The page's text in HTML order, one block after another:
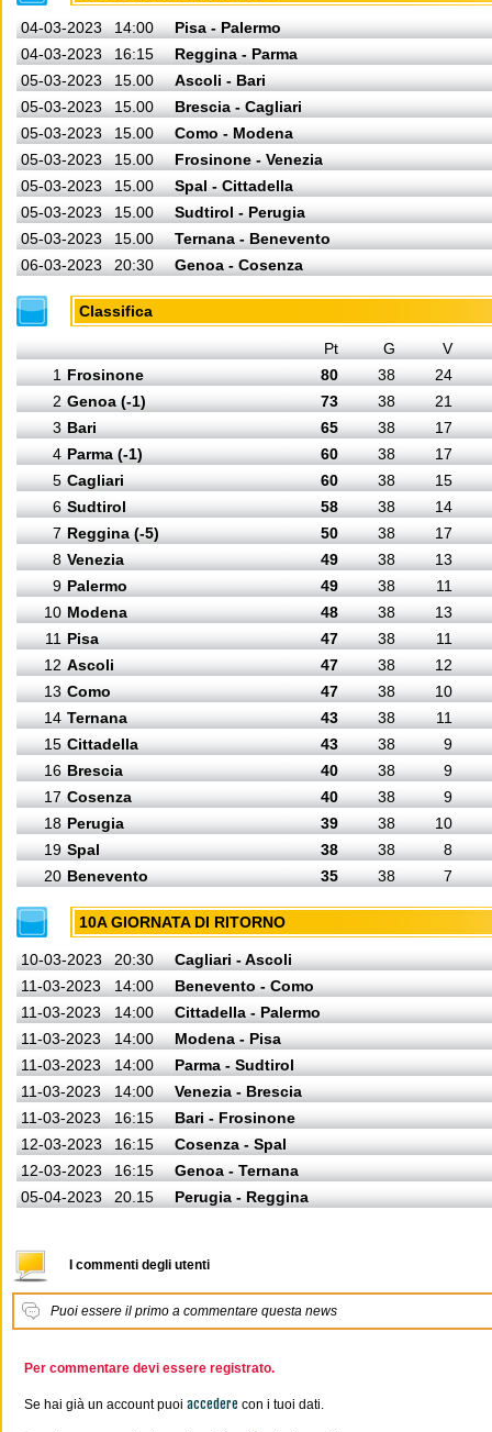
04-03-2023 14:00
Pisa - Palermo
04-03-2023
16:15
Reggina - Parma
05-03-2023
15.00
Ascoli - Bari
05-03-2023
15.00
Brescia - Cagliari
05-03-2023
15.00
Como - Modena
05-03-2023
15.00
Frosinone - Venezia
05-03-2023
15.00
Spal - Cittadella
05-03-2023
15.00
Sudtirol - Perugia
05-03-2023
15.00
Ternana - Benevento
06-03-2023
20:30 Genoa - Cosenza
Classifica
Pt G
V
1 Frosinone 80 38
24
2 Genoa (-1) 73 38
21
3 Bari 65 38
17
4 Parma (-1) 60 38
17
5 Cagliari 60 38
15
6 Sudtirol 58 38
14
7 Reggina (-5) 50 38
17
8 Venezia 49 38
13
9 Palermo 49 38
11
10 Modena 48 38
13
11 Pisa 47 38
11
12 Ascoli 47 38
12
13 Como 47 38
10
14 Ternana 43 38
11
15 Cittadella 43 38
9
16 Brescia 40 38
9
17 Cosenza 40 38
9
18 Perugia 39 38
10
19 Spal 38 38
8
20 Benevento 35 38 7
10A GIORNATA DI RITORNO
10-03-2023 20:30
Cagliari - Ascoli
11-03-2023
14:00
Benevento - Como
11-03-2023
14:00
Cittadella - Palermo
11-03-2023
14:00
Modena - Pisa
11-03-2023
14:00
Parma - Sudtirol
11-03-2023
14:00
Venezia - Brescia
11-03-2023
16:15
Bari - Frosinone
12-03-2023
16:15
Cosenza - Spal
12-03-2023
16:15
Genoa - Ternana
05-04-2023
20.15 Perugia - Reggina
I commenti degli utenti
Puoi essere il primo a commentare questa news
Per commentare devi essere registrato.
Se hai già un account puoi accedere con i tuoi dati.